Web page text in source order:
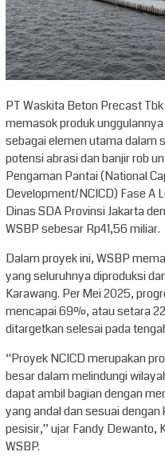
PT Waskita Beton Precast
memasok produk
sebagai elemen utama dalam
potensi abrasi dan banjir rob
Pengaman Pantai (National
Development/NCICD) Fase A
Dinas SDA Provinsi Jakarta
WSBP sebesar Rp41,56 miliar.
Dalam proyek ini, WSBP
yang seluruhnya diproduksi
Karawang. Per Mei 2025,
mencapai 69%, atau setara
ditargetkan selesai pada
“Proyek NCICD merupakan
besar dalam melindungi
dapat ambil bagian dengan
yang andal dan sesuai
pesisir,” ujar Fandy Dewanto,
WSBP.